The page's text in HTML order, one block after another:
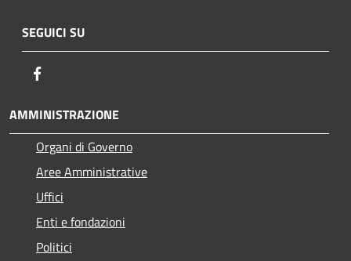
SEGUICI SU
AMMINISTRAZIONE
Organi di Governo
Aree Amministrative
Uffici
Enti e fondazioni
Politici